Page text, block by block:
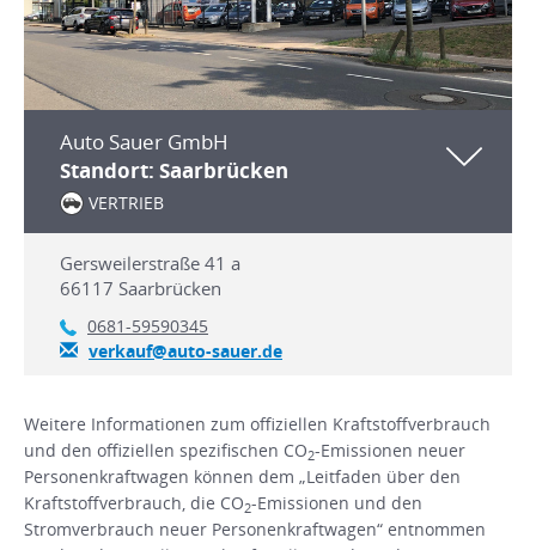
Auto Sauer GmbH
Standort: Saarbrücken
VERTRIEB
Gersweilerstraße 41 a
66117 Saarbrücken
0681-59590345
verkauf@auto-sauer.de
Weitere Informationen zum offiziellen Kraftstoffverbrauch
und den offiziellen spezifischen CO2-Emissionen neuer
Personenkraftwagen können dem „Leitfaden über den
Kraftstoffverbrauch, die CO2-Emissionen und den
Stromverbrauch neuer Personenkraftwagen“ entnommen